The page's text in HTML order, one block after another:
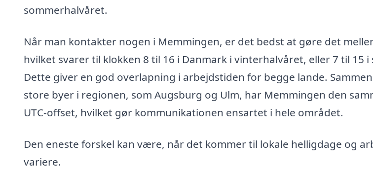
sommerhalvåret.
Når man kontakter nogen i Memmingen, er det bedst at gøre det
hvilket svarer til klokken 8 til 16 i Danmark i vinterhalvåret, eller 7 til 15
Dette giver en god overlapning i arbejdstiden for begge lande.
store byer i regionen, som Augsburg og Ulm, har Memmingen den
UTC-offset, hvilket gør kommunikationen ensartet i hele området.
Den eneste forskel kan være, når det kommer til lokale helligdage og
variere.